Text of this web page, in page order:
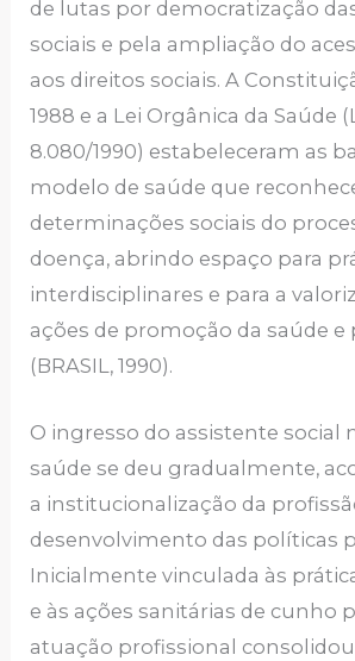
de lutas por democratização
sociais e pela ampliação do
aos direitos sociais. A
1988 e a Lei Orgânica da Saúde
8.080/1990) estabeleceram as
modelo de saúde que
determinações sociais do
doença, abrindo espaço para
interdisciplinares e para a
ações de promoção da saúde e
(BRASIL, 1990).
O ingresso do assistente social
saúde se deu gradualmente,
a institucionalização da
desenvolvimento das políticas
Inicialmente vinculada às
e às ações sanitárias de cunho
atuação profissional